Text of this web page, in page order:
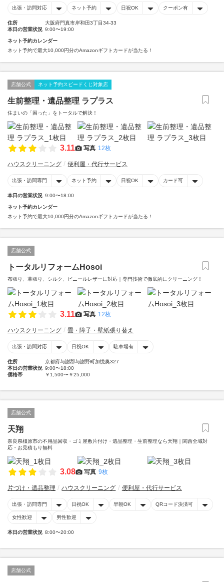
出張・訪問対応 ネット予約 日祝OK クーポン有
住所
大阪府門真市岸和田3丁目34-33
本日の営業状況 9:00〜19:00
ネット予約カレンダー
ネット予約で最大10,000円分のAmazonギフトカードが当たる！
店舗公式 ネット予約スピードくじ対象店
生前整理・遺品整理 ラプラス
住まいの「困った」をトータルで解決！
3.11 写真 12枚
ハウスクリーニング 便利屋・代行サービス
出張・訪問専門 ネット予約 日祝OK カード可
本日の営業状況 9:00〜18:00
ネット予約カレンダー
ネット予約で最大10,000円分のAmazonギフトカードが当たる！
店舗公式
トータルリフォームHosoi
布張り、革張り、シルク、ビニールレザーに対応｜専門技術で徹底的にクリーニング！
3.11 写真 12枚
ハウスクリーニング 畳・障子・壁紙張り替え
出張・訪問対応 日祝OK 駐車場有
住所
京都府与謝郡与謝野町加悦奥327
本日の営業状況 9:00〜18:00
価格帯
￥1,500〜￥25,000
店舗公式
天翔
奈良県橿原市の不用品回収・ゴミ屋敷片付け・遺品整理・生前整理なら天翔｜関西全域対
応・お見積もり無料
3.08 写真 9枚
片づけ・遺品整理 ハウスクリーニング 便利屋・代行サービス
出張・訪問専門 日祝OK 早朝OK QRコード決済可
女性歓迎 男性歓迎
本日の営業状況 8:00〜20:00
店舗公式